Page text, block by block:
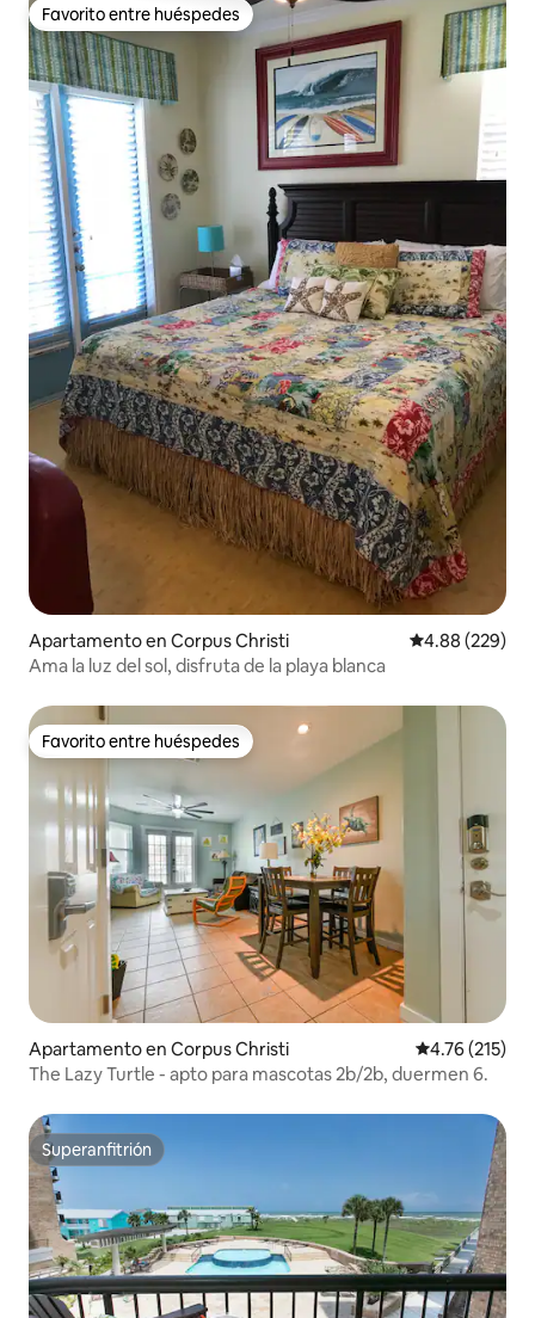
Favorito entre huéspedes
Favorito entre huéspedes
Apartamento en Corpus Christi Calificación
4.88 (229)
Ama la luz del sol, disfruta de la playa blanca
Favorito entre huéspedes
Favorito entre huéspedes
Apartamento en Corpus Christi Calificación
4.76 (215)
The Lazy Turtle - apto para mascotas 2b/2b, duermen 6.
Superanfitrión
Superanfitrión